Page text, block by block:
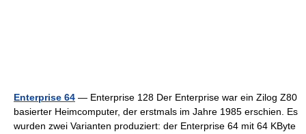
Enterprise 64 — Enterprise 128 Der Enterprise war ein Zilog Z80
basierter Heimcomputer, der erstmals im Jahre 1985 erschien. Es
wurden zwei Varianten produziert: der Enterprise 64 mit 64 KByte